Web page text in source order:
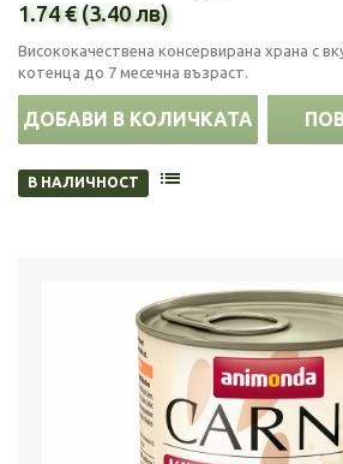
1.74 € (3.40 лв)
Висококачествена консервирана храна с
котенца до 7 месечна възраст.
ДОБАВИ В КОЛИЧКАТА
В НАЛИЧНОСТ